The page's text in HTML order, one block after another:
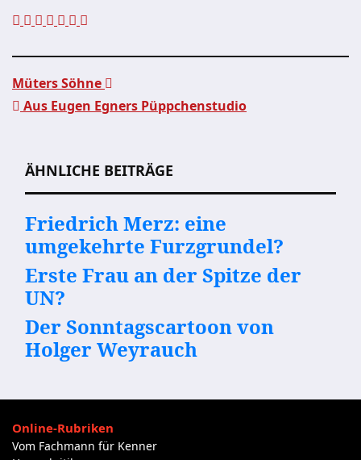
Müters Söhne
Aus Eugen Egners Püppchenstudio
ÄHNLICHE BEITRÄGE
Friedrich Merz: eine
umgekehrte Furzgrundel?
Erste Frau an der Spitze der
UN?
Der Sonntagscartoon von
Holger Weyrauch
Online-Rubriken
Vom Fachmann für Kenner